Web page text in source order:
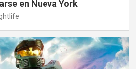
en Nueva York